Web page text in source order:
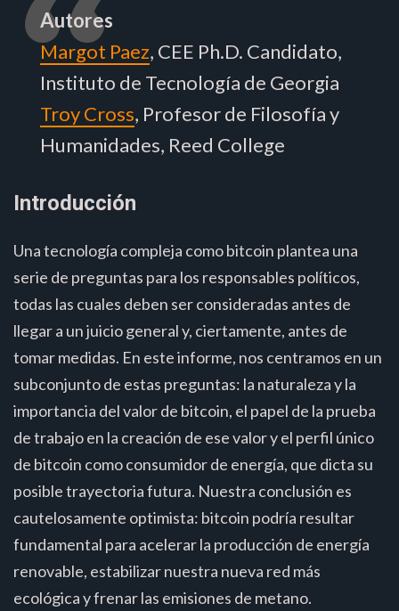
Autores
Margot Paez, CEE Ph.D. Candidato,
Instituto de Tecnología de Georgia
Troy Cross, Profesor de Filosofía y
Humanidades, Reed College
Introducción
Una tecnología compleja como bitcoin plantea una
serie de preguntas para los responsables políticos,
todas las cuales deben ser consideradas antes de
llegar a un juicio general y, ciertamente, antes de
tomar medidas. En este informe, nos centramos en un
subconjunto de estas preguntas: la naturaleza y la
importancia del valor de bitcoin, el papel de la prueba
de trabajo en la creación de ese valor y el perfil único
de bitcoin como consumidor de energía, que dicta su
posible trayectoria futura. Nuestra conclusión es
cautelosamente optimista: bitcoin podría resultar
fundamental para acelerar la producción de energía
renovable, estabilizar nuestra nueva red más
ecológica y frenar las emisiones de metano.